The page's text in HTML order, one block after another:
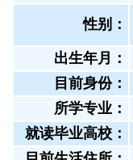
性别：
出生年月：
目前身份：
所学专业：
就读毕业高校：